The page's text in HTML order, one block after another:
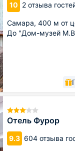
10 2 отзыва
Самара, 400 м от
До "Дом-музей
Отель Фурор
9.3 604 отзыва